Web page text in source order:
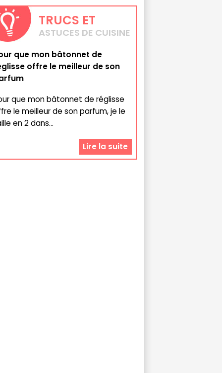
TRUCS ET
ASTUCES DE CUISINE
que mon bâtonnet de
offre le meilleur de son
que mon bâtonnet de réglisse
le meilleur de son parfum, je le
en 2 dans...
Lire la suite